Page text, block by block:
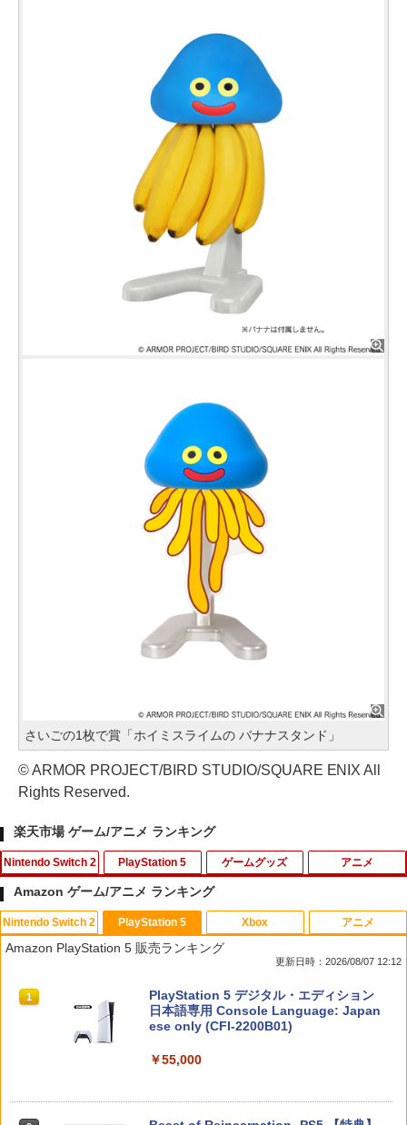
さいごの1枚で賞「ホイミスライムの バナナスタンド」
© ARMOR PROJECT/BIRD STUDIO/SQUARE ENIX All
Rights Reserved.
楽天市場 ゲーム/アニメ ランキング
Nintendo Switch 2
1
Pokemon LEGENDS Z-A Nintendo Swi
tch 2 Edition 【Switch2】 NXS-P-ALZ
￥7,230
ゼルダの伝説 ティアーズ オブ ザ キン
PlayStation 5
1
FPS エイム アシストキャップ PS5 PS4
コントローラ 対応 Playstation プレイス
テーション 対戦 APEX cod フォトナ FP
パープル オレンジ シューティングゲー
ム アクションゲーム プレステ プレステ5
プレステ4
￥680
ゲームグッズ
1 【中古】戦国無双 Chronicle - 3DS
【中古】.hack//Vol.1×Vol.2 PlayStation
2 the Best
￥683
アニメ
1
【中古】【未使用品】カーズ2 MovieNE
X [DVDのみ]
映画『THE FIRST SLAM DUNK』 STAN
Amazon ゲーム/アニメ ランキング
Nintendo Switch 2
1
スプラトゥーン レイダース|オンライン
コード版
PlayStation 5
Amazon PlayStation 5 販売ランキング
更新日時：2026/08/07 12:12
1
PlayStation 5 デジタル・エディション
日本語専用 Console Language: Japan
ese only (CFI-2200B01)
￥55,000
Xbox アニメ